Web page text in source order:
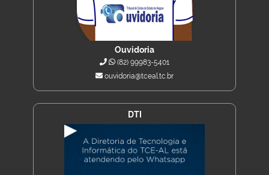
Ouvidoria
(82) 99983-5401
ouvidoria@tceal.tc.br
DTI